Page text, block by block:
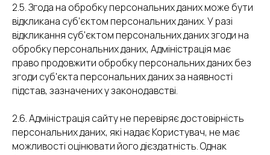
2.5. Згода на обробку персональних даних може бути
відкликана суб'єктом персональних даних. У разі
відкликання суб'єктом персональних даних згоди на
обробку персональних даних, Адміністрація має
право продовжити обробку персональних даних без
згоди суб'єкта персональних даних за наявності
підстав, зазначених у законодавстві.
2.6. Адміністрація сайту не перевіряє достовірність
персональних даних, які надає Користувач, не має
можливості оцінювати його дієздатність. Однак